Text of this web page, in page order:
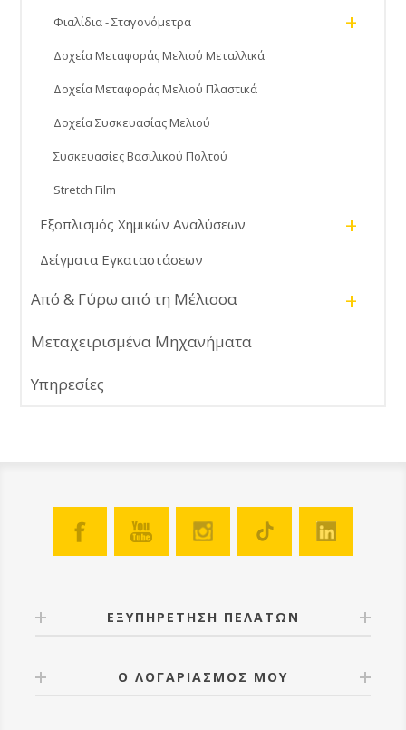
Φιαλίδια - Σταγονόμετρα +
Δοχεία Μεταφοράς Μελιού Μεταλλικά
Δοχεία Μεταφοράς Μελιού Πλαστικά
Δοχεία Συσκευασίας Μελιού
Συσκευασίες Βασιλικού Πολτού
Stretch Film
Εξοπλισμός Χημικών Αναλύσεων +
Δείγματα Εγκαταστάσεων
Από & Γύρω από τη Μέλισσα +
Μεταχειρισμένα Μηχανήματα
Υπηρεσίες
ΕΞΥΠΗΡΕΤΗΣΗ ΠΕΛΑΤΩΝ
Ο ΛΟΓΑΡΙΑΣΜΟΣ ΜΟΥ